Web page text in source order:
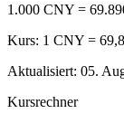
1.000 CNY =
Kurs: 1 CNY =
Aktualisiert: 05.
Kursrechner